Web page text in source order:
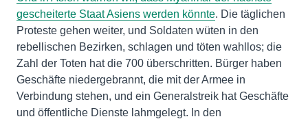
gescheiterte Staat Asiens werden könnte. Die täglichen
Proteste gehen weiter, und Soldaten wüten in den
rebellischen Bezirken, schlagen und töten wahllos; die
Zahl der Toten hat die 700 überschritten. Bürger haben
Geschäfte niedergebrannt, die mit der Armee in
Verbindung stehen, und ein Generalstreik hat Geschäfte
und öffentliche Dienste lahmgelegt. In den